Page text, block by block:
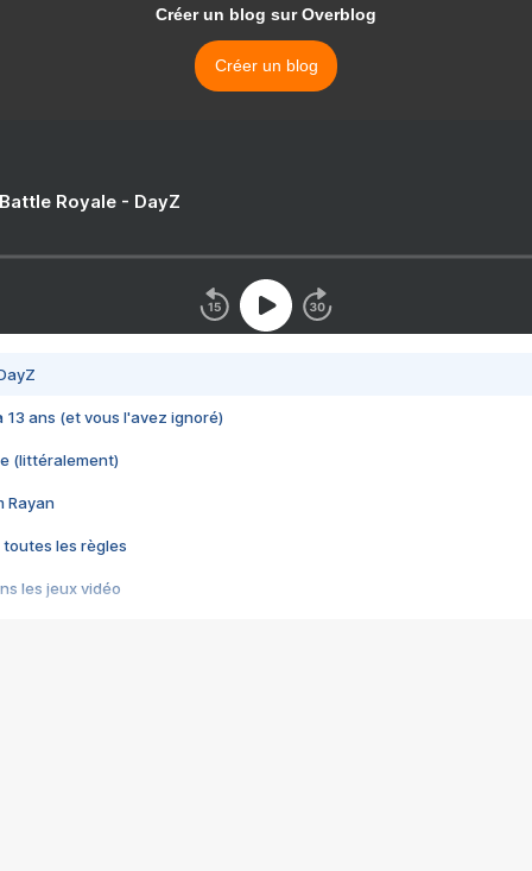
Créer un blog sur Overblog
Créer un blog
Royale - DayZ
13 ans (et vous l'avez ignoré)
(littéralement)
Rayan
toutes les règles
les jeux vidéo